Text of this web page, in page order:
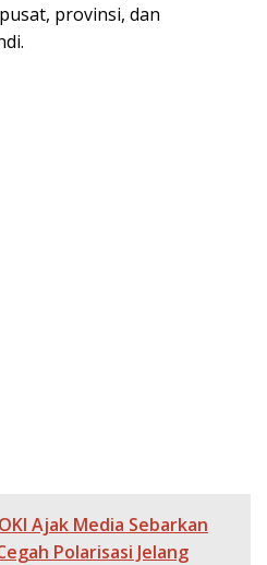
provinsi, dan
Ajak Media Sebarkan
Polarisasi Jelang